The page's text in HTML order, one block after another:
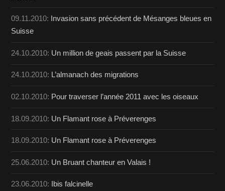
09.11.2010:
Invasion sans précédent de Mésanges bleues en
Suisse
24.10.2010: Un million de geais passent par la Suisse
24.10.2010: L’almanach des migrations
02.10.2010: Pour traverser l’année 2011 avec les oiseaux
18.09.2010: Un Flamant rose à Préverenges
18.09.2010: Un Flamant rose à Préverenges
25.06.2010: Un Bruant chanteur en Valais !
23.06.2010: Ibis falcinelle